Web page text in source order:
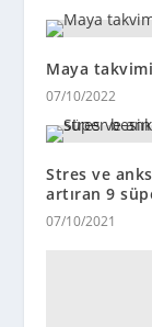
Maya
07/10/2022
Stres ve
artıran 9
07/10/2021